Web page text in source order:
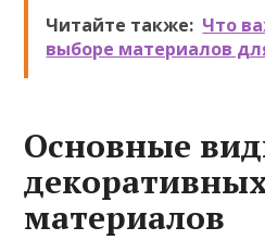
Читайте также: Что
выборе материалов
Основные
материалов